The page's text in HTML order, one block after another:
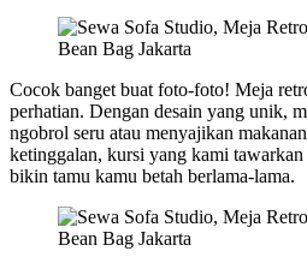
Cocok banget buat foto-foto! Meja
perhatian. Dengan desain yang unik,
ngobrol seru atau menyajikan
ketinggalan, kursi yang kami
bikin tamu kamu betah berlama-lama.